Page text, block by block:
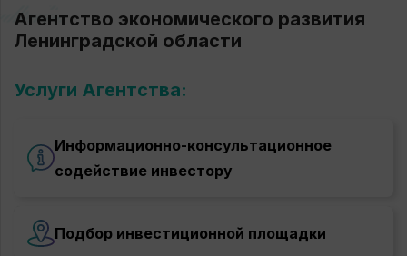
Агентство экономического развития
Ленинградской области
Услуги Агентства:
Информационно-консультационное
содействие инвестору
По запросу инвестора
Подбор инвестиционной площадки